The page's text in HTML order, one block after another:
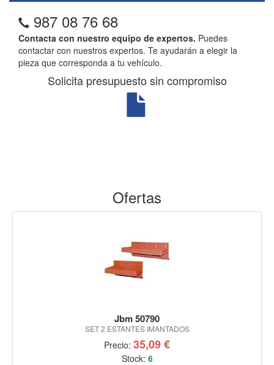
987 08 76 68
Contacta con nuestro equipo de expertos. Puedes
contactar con nuestros expertos. Te ayudarán a elegir la
pieza que corresponda a tu vehículo.
Solicita presupuesto sin compromiso
Ofertas
Jbm 50790
SET 2 ESTANTES IMANTADOS
Precio: 35,09 €
Stock: 6